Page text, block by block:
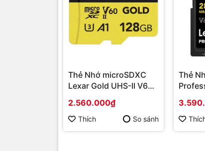
cho các dự án phim, quảng cáo.
Lưu trữ dữ liệu:Lưu trữ ảnh, video, tài
Thẻ Nhớ microSDXC
Lexar Gold UHS-II V60
2.560.000₫
Thích So sánh
Thẻ